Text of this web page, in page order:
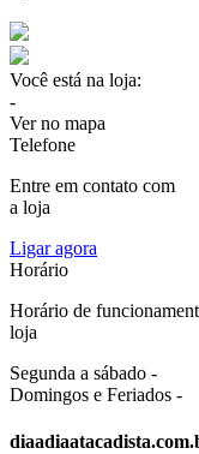
Você está na loja:
-
Ver no mapa
Telefone
Entre em contato com
a loja
Ligar agora
Horário
Horário de
loja
Segunda a sábado -
Domingos e Feriados -